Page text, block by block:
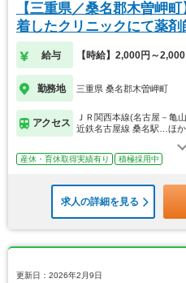
【三重県／桑名郡木曽岬
着したクリニックにて薬
給与 【時給】2,000円～2,000
勤務地 三重県 桑名郡木曽岬町
アクセス
ＪＲ関西本線(名古屋－亀
近鉄名古屋線 桑名駅…ほか
産休・育休取得実績有り 積極採用中
求人の詳細を見る
更新日：2026年2月9日